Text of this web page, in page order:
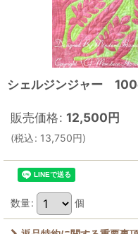
シェルジンジャー
販売価格: 12,500円
(税込: 13,750円)
数量: 個